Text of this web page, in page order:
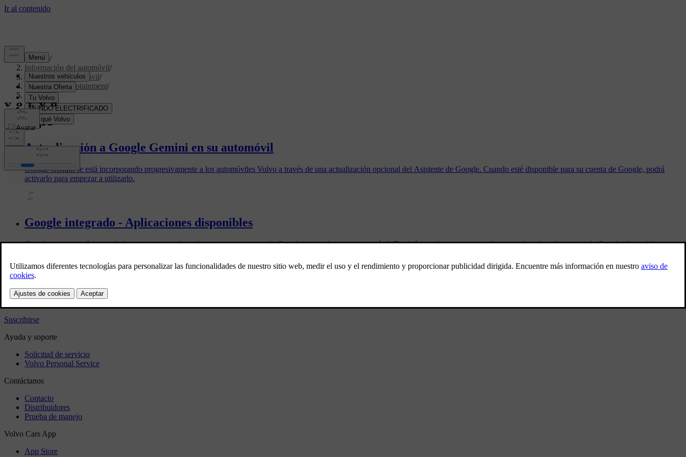
Soporte/
Información del automóvil/
Software del automóvil/
Pantallas e infotainment/
Google
Google
Actualización a Google Gemini en su automóvil
Google Gemini se está incorporando progresivamente a los automóviles Volvo a través de una actualización opcional del Asistente de Google. Cuando esté disponible para su cuenta de Google, podrá
activarlo para empezar a utilizarlo.
Google integrado - Aplicaciones disponibles
Google tiene una página web de asistencia para las aplicaciones y servicios de Google integrados en su automóvil. También puede encontrar una lista completa de aplicaciones de Google disponible en su